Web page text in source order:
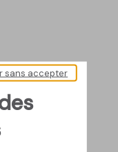
sans accepter